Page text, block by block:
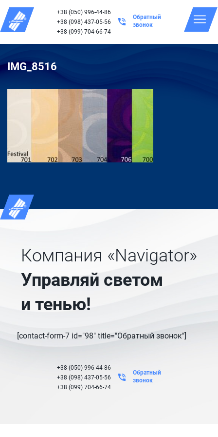
+38 (050) 996-44-86
+38 (098) 437-05-56
+38 (099) 704-66-74
Обратный
звонок
IMG_8516
Компания «Navigator»
Управляй светом
и тенью!
[contact-form-7 id="98" title="Обратный звонок"]
+38 (050) 996-44-86
+38 (098) 437-05-56
+38 (099) 704-66-74
Обратный
звонок